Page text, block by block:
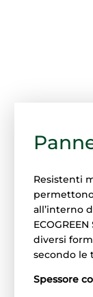
Resistenti
all’interno
diversi
secondo le
Spessore